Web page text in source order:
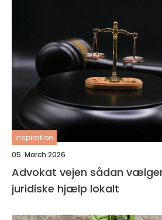
inspiration
05. March 2026
Advokat vejen sådan vælger du den rette
juridiske hjælp lokalt